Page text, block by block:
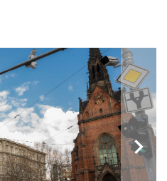
chevron_right